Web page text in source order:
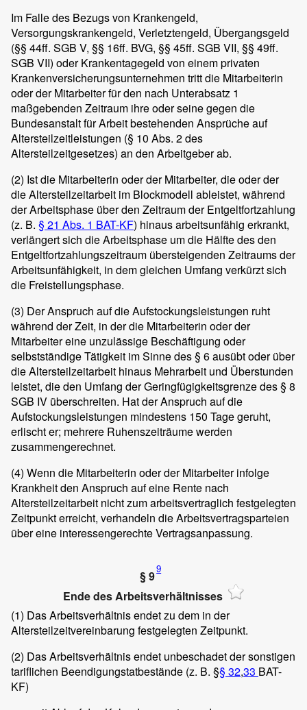
Im Falle des Bezugs von Krankengeld,
Versorgungskrankengeld, Verletztengeld, Übergangsgeld
(§§ 44ff. SGB V, §§ 16ff. BVG, §§ 45ff. SGB VII, §§ 49ff.
SGB VII) oder Krankentagegeld von einem privaten
Krankenversicherungsunternehmen tritt die Mitarbeiterin
oder der Mitarbeiter für den nach Unterabsatz 1
maßgebenden Zeitraum ihre oder seine gegen die
Bundesanstalt für Arbeit bestehenden Ansprüche auf
Altersteilzeitleistungen (§ 10 Abs. 2 des
Altersteilzeitgesetzes) an den Arbeitgeber ab.
(2) Ist die Mitarbeiterin oder der Mitarbeiter, die oder der
die Altersteilzeitarbeit im Blockmodell ableistet, während
der Arbeitsphase über den Zeitraum der Entgeltfortzahlung
(z. B. § 21 Abs. 1 BAT-KF) hinaus arbeitsunfähig erkrankt,
verlängert sich die Arbeitsphase um die Hälfte des den
Entgeltfortzahlungszeitraum übersteigenden Zeitraums der
Arbeitsunfähigkeit, in dem gleichen Umfang verkürzt sich
die Freistellungsphase.
(3) Der Anspruch auf die Aufstockungsleistungen ruht
während der Zeit, in der die Mitarbeiterin oder der
Mitarbeiter eine unzulässige Beschäftigung oder
selbstständige Tätigkeit im Sinne des § 6 ausübt oder über
die Altersteilzeitarbeit hinaus Mehrarbeit und Überstunden
leistet, die den Umfang der Geringfügigkeitsgrenze des § 8
SGB IV überschreiten. Hat der Anspruch auf die
Aufstockungsleistungen mindestens 150 Tage geruht,
erlischt er; mehrere Ruhenszeiträume werden
zusammengerechnet.
(4) Wenn die Mitarbeiterin oder der Mitarbeiter infolge
Krankheit den Anspruch auf eine Rente nach
Altersteilzeitarbeit nicht zum arbeitsvertraglich festgelegten
Zeitpunkt erreicht, verhandeln die Arbeitsvertragsparteien
über eine interessengerechte Vertragsanpassung.
§ 99
Ende des Arbeitsverhältnisses
(1) Das Arbeitsverhältnis endet zu dem in der
Altersteilzeitvereinbarung festgelegten Zeitpunkt.
(2) Das Arbeitsverhältnis endet unbeschadet der sonstigen
tariflichen Beendigungstatbestände (z. B. §§ 32,33 BAT-
KF)